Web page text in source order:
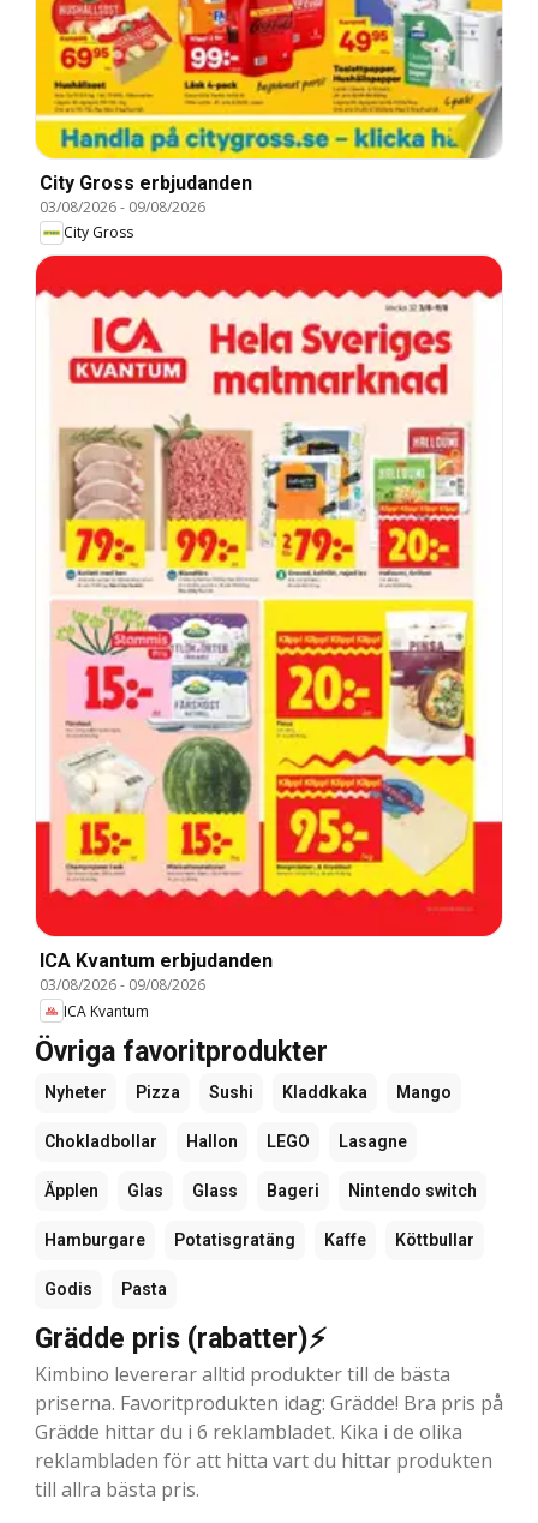
City Gross erbjudanden
03/08/2026- 09/08/2026
City Gross
ICA Kvantum erbjudanden
03/08/2026- 09/08/2026
ICA Kvantum
Övriga favoritprodukter
Nyheter Pizza Sushi Kladdkaka Mango
Chokladbollar Hallon LEGO Lasagne
Äpplen Glas Glass Bageri Nintendo switch
Hamburgare Potatisgratäng Kaffe Köttbullar
Godis Pasta
Grädde pris (rabatter)⚡
Kimbino levererar alltid produkter till de bästa
priserna. Favoritprodukten idag: Grädde! Bra pris på
Grädde hittar du i 6 reklambladet. Kika i de olika
reklambladen för att hitta vart du hittar produkten
till allra bästa pris.